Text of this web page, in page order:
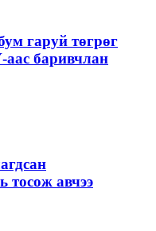
гаруй төгрөг
баривчлан
тосож авчээ